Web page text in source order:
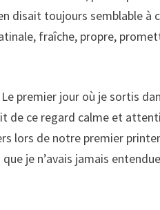
disait toujours semblable à
fraîche, propre,
premier jour où je sortis
de ce regard calme et
lors de notre premier
je n’avais jamais